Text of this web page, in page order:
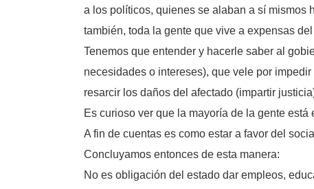
a los políticos, quienes se alaban a sí mismos
también, toda la gente que vive a expensas
Tenemos que entender y hacerle saber al
necesidades o intereses), que vele por
resarcir los daños del afectado (impartir
Es curioso ver que la mayoría de la gente
A fin de cuentas es como estar a favor del
Concluyamos entonces de esta manera:
No es obligación del estado dar empleos,